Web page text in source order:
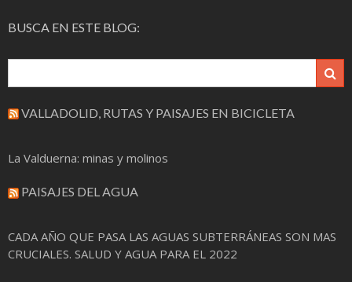
BUSCA EN ESTE BLOG:
VALLADOLID, RUTAS Y PAISAJES EN BICICLETA
La Valduerna: minas y molinos
PAISAJES DEL AGUA
CADA AÑO QUE PASA LAS AGUAS SUBTERRÁNEAS SON MAS
CRUCIALES. SALUD Y AGUA PARA EL 2022